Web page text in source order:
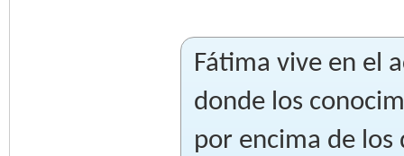
Fátima vive en el
donde los
por encima de